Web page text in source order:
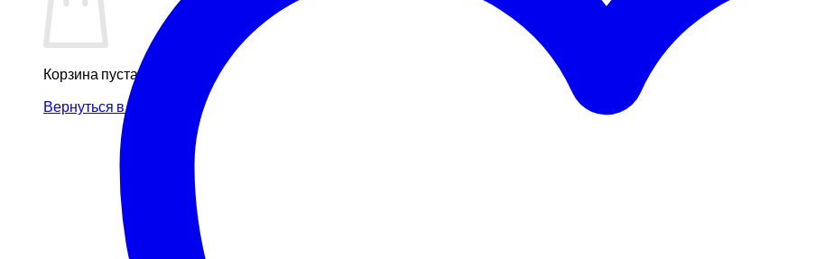
Корзина пуста.
Вернуться в магазин